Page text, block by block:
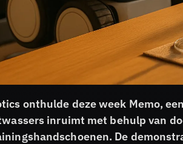
onthulde deze week Memo,
inruimt met behulp van
De